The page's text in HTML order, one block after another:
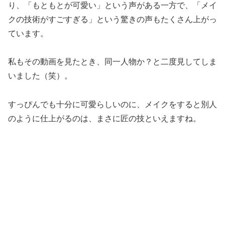
り、「もともとが可愛い」という声がある一方で、「メイ
クの技術がすごすぎる」という驚きの声もたくさん上がっ
ています。
私もその動画を見たとき、同一人物か？と二度見してしま
いました（笑）。
すっぴんでも十分に可愛らしいのに、メイクをすると別人
のように仕上がるのは、まさに匠の技といえますね。